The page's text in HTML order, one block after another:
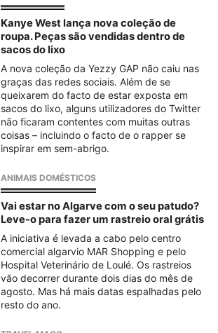
Kanye West lança nova coleção de
roupa. Peças são vendidas dentro de
sacos do lixo
A nova coleção da Yezzy GAP não caiu nas
graças das redes sociais. Além de se
queixarem do facto de estar exposta em
sacos do lixo, alguns utilizadores do Twitter
não ficaram contentes com muitas outras
coisas – incluindo o facto de o rapper se
inspirar em sem-abrigo.
ANIMAIS DOMÉSTICOS
Vai estar no Algarve com o seu patudo?
Leve-o para fazer um rastreio oral grátis
A iniciativa é levada a cabo pelo centro
comercial algarvio MAR Shopping e pelo
Hospital Veterinário de Loulé. Os rastreios
vão decorrer durante dois dias do mês de
agosto. Mas há mais datas espalhadas pelo
resto do ano.